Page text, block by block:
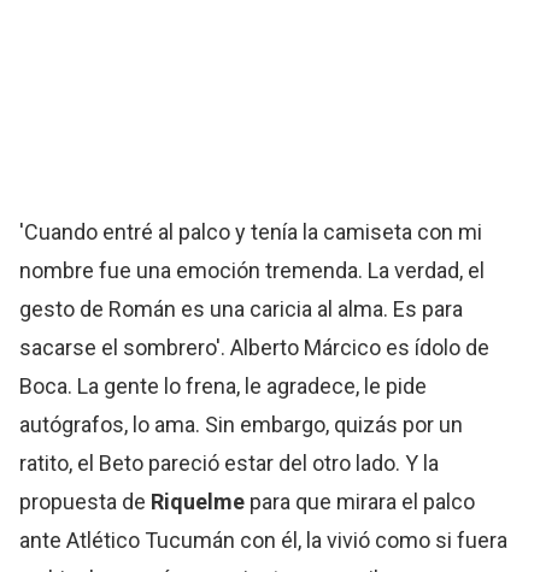
'Cuando entré al palco y tenía la camiseta con mi
nombre fue una emoción tremenda. La verdad, el
gesto de Román es una caricia al alma. Es para
sacarse el sombrero'. Alberto Márcico es ídolo de
Boca. La gente lo frena, le agradece, le pide
autógrafos, lo ama. Sin embargo, quizás por un
ratito, el Beto pareció estar del otro lado. Y la
propuesta de Riquelme para que mirara el palco
ante Atlético Tucumán con él, la vivió como si fuera